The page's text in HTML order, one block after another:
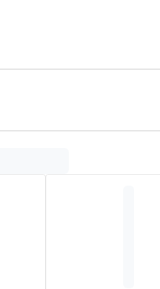
ideaal voor overdag
wegwerpbroekjes zijn